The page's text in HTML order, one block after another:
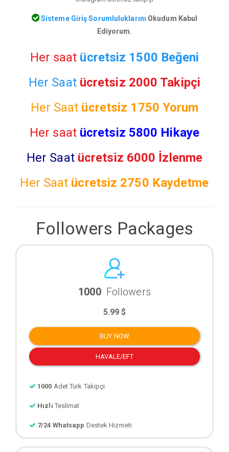
Sisteme Giriş Sorumluluklarını Okudum Kabul
Ediyorum.
Her saat ücretsiz 1500 Beğeni
Her Saat ücretsiz 2000 Takipçi
Her Saat ücretsiz 1750 Yorum
Her saat ücretsiz 5800 Hikaye
Her Saat ücretsiz 6000 İzlenme
Her Saat ücretsiz 2750 Kaydetme
Followers Packages
1000 Followers
5.99 $
BUY NOW
HAVALE/EFT
1000 Adet Türk Takipçi
Hızlı Teslimat
7/24 Whatsapp Destek Hizmeti